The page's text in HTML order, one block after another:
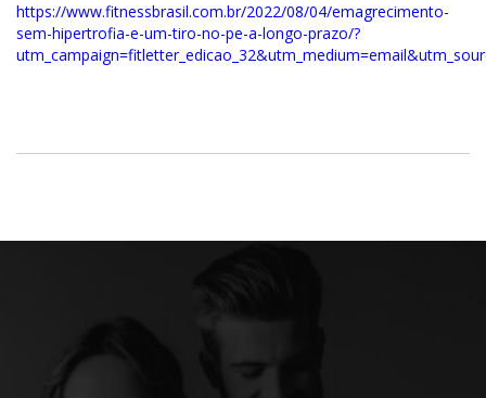
https://www.fitnessbrasil.com.br/2022/08/04/emagrecimento-
sem-hipertrofia-e-um-tiro-no-pe-a-longo-prazo/?